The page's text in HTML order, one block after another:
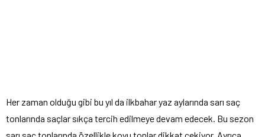
Her zaman olduğu gibi bu yıl da ilkbahar yaz aylarında sarı saç
tonlarında saçlar sıkça tercih edilmeye devam edecek. Bu sezon